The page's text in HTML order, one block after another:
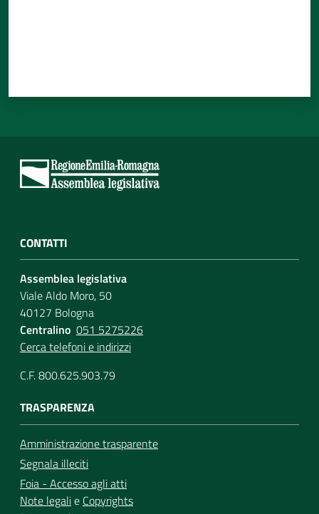
CONTATTI
Assemblea legislativa
Viale Aldo Moro, 50
40127 Bologna
Centralino 051 5275226
Cerca telefoni e indirizzi
C.F. 800.625.903.79
TRASPARENZA
Amministrazione trasparente
Segnala illeciti
Foia - Accesso agli atti
Note legalie Copyrights